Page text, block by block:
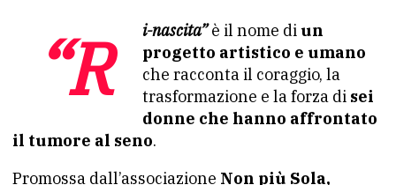
“Ri-nascita” è il nome di un
progetto artistico e umano
che racconta il coraggio, la
trasformazione e la forza di sei
donne che hanno affrontato
il tumore al seno.
Promossa dall’associazione Non più Sola,